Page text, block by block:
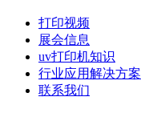
打印视频
展会信息
uv打印机知识
行业应用解决方案
联系我们